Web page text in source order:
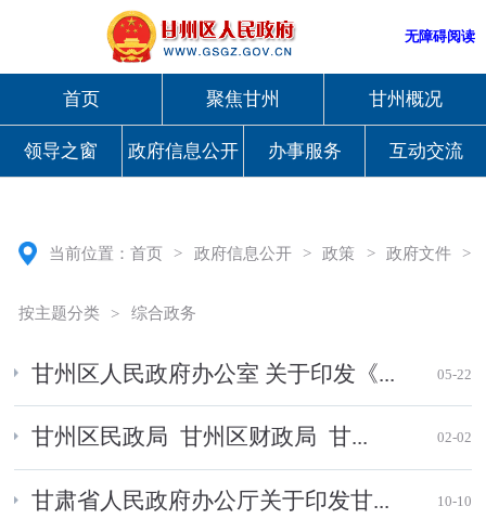
无障碍阅读
首页 聚焦甘州 甘州概况
领导之窗 政府信息公开 办事服务 互动交流
当前位置：首页 > 政府信息公开 > 政策 > 政府文件 >
按主题分类 > 综合政务
甘州区人民政府办公室 关于印发《... 05-22
甘州区民政局 甘州区财政局 甘... 02-02
甘肃省人民政府办公厅关于印发甘... 10-10